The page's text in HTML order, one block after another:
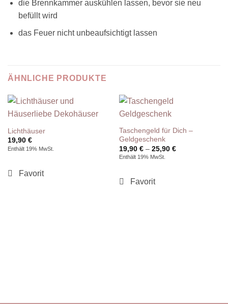
die Brennkammer auskühlen lassen, bevor sie neu
befüllt wird
das Feuer nicht unbeaufsichtigt lassen
ÄHNLICHE PRODUKTE
Lichthäuser
19,90 €
Enthält 19% MwSt.
Taschengeld für Dich –
Geldgeschenk
19,90 € – 25,90 €Preisspanne:
Enthält 19% MwSt.